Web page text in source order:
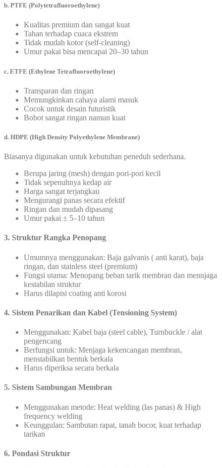
b. PTFE (Polytetrafluoroethylene)
Kualitas premium dan sangat kuat
Tahan terhadap cuaca ekstrem
Tidak mudah kotor (self-cleaning)
Umur pakai bisa mencapai 20–30 tahun
c. ETFE (Ethylene Tetrafluoroethylene)
Transparan dan ringan
Memungkinkan cahaya alami masuk
Cocok untuk desain futuristik
Bobot sangat ringan namun kuat
d. HDPE (High Density Polyethylene Membrane)
Biasanya digunakan untuk kebutuhan peneduh sederhana.
Berupa jaring (mesh) dengan pori-pori kecil
Tidak sepenuhnya kedap air
Harga sangat terjangkau
Mengurangi panas secara efektif
Ringan dan mudah dipasang
Umur pakai ± 5–10 tahun
3. Struktur Rangka Penopang
Umumnya menggunakan: Baja galvanis ( anti karat), baja
ringan, dan stainless steel (premium)
Fungsi utama: Menopang beban tarik membran dan mennjaga
kestabilan struktur
Harus dilapisi coating anti korosi
4. Sistem Penarikan dan Kabel (Tensioning System)
Menggunakan: Kabel baja (steel cable), Turnbuckle / alat
pengencang
Berfungsi untuk: Menjaga kekencangan membran,
menstabilkan bentuk berkala
Harus diperiksa secara berkala
5. Sistem Sambungan Membran
Menggunakan metode: Heat welding (las panas) & High
frequency welding
Keunggulan: Sambutan rapat, tanah bocor, kuat terhadap
tarikan
6. Pondasi Struktur